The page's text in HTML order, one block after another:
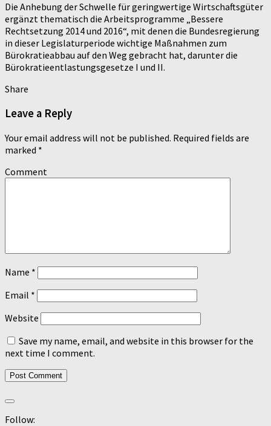
Die Anhebung der Schwelle für geringwertige Wirtschaftsgüter
ergänzt thematisch die Arbeitsprogramme „Bessere
Rechtsetzung 2014 und 2016“, mit denen die Bundesregierung
in dieser Legislaturperiode wichtige Maßnahmen zum
Bürokratieabbau auf den Weg gebracht hat, darunter die
Bürokratieentlastungsgesetze I und II.
Share
Leave a Reply
Your email address will not be published. Required fields are
marked *
Comment
Name *
Email *
Website
Save my name, email, and website in this browser for the
next time I comment.
Follow: